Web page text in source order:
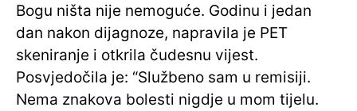
Bogu ništa nije nemoguće. Godinu i jedan
dan nakon dijagnoze, napravila je PET
skeniranje i otkrila čudesnu vijest.
Posvjedočila je: “Službeno sam u remisiji.
Nema znakova bolesti nigdje u mom tijelu.